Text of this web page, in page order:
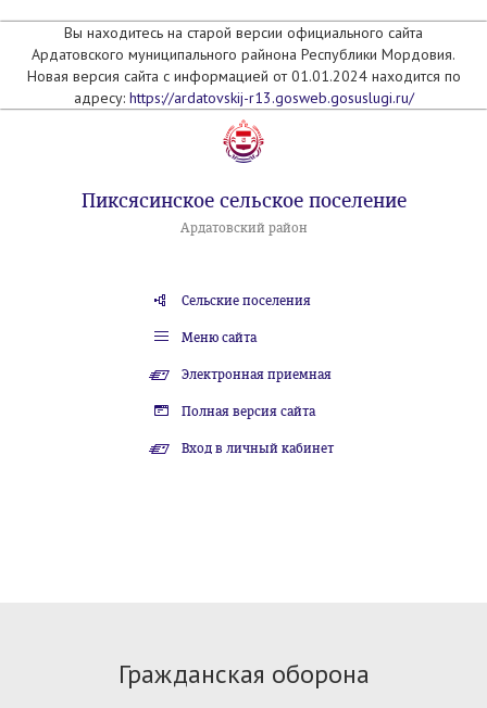
Вы находитесь на старой версии официального сайта
Ардатовского муниципального райнона Республики Мордовия.
Новая версия сайта с информацией от 01.01.2024 находится по
адресу: https://ardatovskij-r13.gosweb.gosuslugi.ru/
Пиксясинское сельское поселение
Ардатовский район
Сельские поселения
Меню сайта
Электронная приемная
Полная версия сайта
Вход в личный кабинет
Гражданская оборона